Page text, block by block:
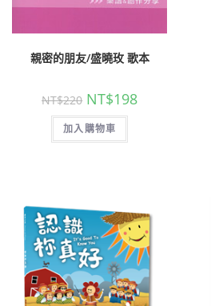
親密的朋友/盛曉玫 歌本
NT$220 NT$198
加入購物車